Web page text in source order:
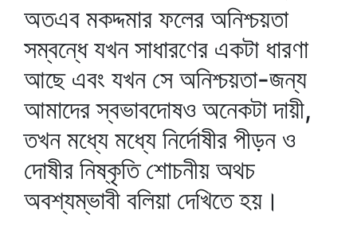
অতএব মকদ্দমার ফলের অনিশ্চয়তা
সম্বন্ধে যখন সাধারণের একটা ধারণা
আছে এবং যখন সে অনিশ্চয়তা-জন্য
আমাদের স্বভাবদোষও অনেকটা দায়ী,
তখন মধ্যে মধ্যে নির্দোষীর পীড়ন ও
দোষীর নিষ্কৃতি শোচনীয় অথচ
অবশ্যম্ভাবী বলিয়া দেখিতে হয়।